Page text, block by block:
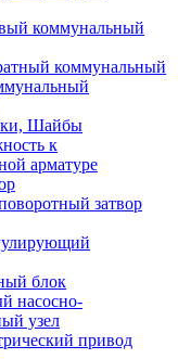
коммунальный
коммунальный
Шайбы
к
арматуре
затвор
блок
насосно-
узел
привод